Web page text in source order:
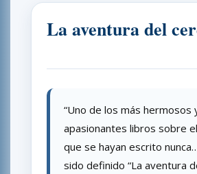
La aventura del
“Uno de los más hermosos
apasionantes libros sobre
que se hayan escrito
sido definido “La aventura